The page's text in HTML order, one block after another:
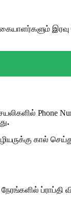
இரவு
Phone
.
கால்